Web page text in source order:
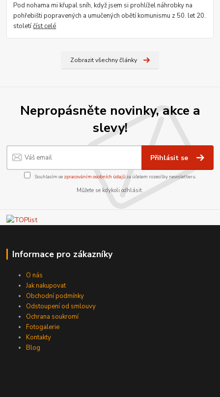
Pod nohama mi křupal sníh, když jsem si prohlížel náhrobky na
pohřebišti popravených a umučených obětí komunismu z 50. let 20.
stoletíčíst celé
Zobrazit všechny články
Nepropásněte novinky, akce a
slevy!
Přihlásit se
Souhlasím se zpracováním osobních údajůza účelem rozesílky newsletteru.
Můžete se kdykoli odhlásit.
Informace pro zákazníky
O nás
Jak nakupovat
Obchodní podmínky
Odstoupení od smlouvy
Ochrana soukromí
Fotogalerie
Kontakty
Blog